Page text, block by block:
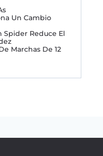
Un Cambio
Spider Reduce El
Marchas De 12